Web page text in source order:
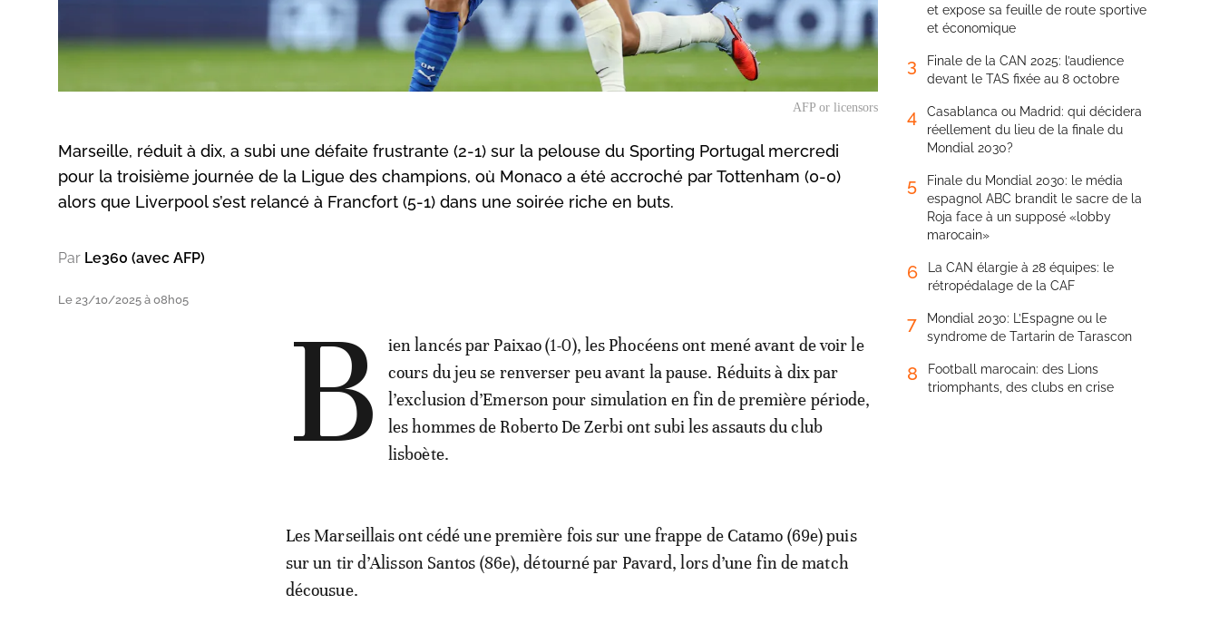
AFP or licensors
Marseille, réduit à dix, a subi une défaite frustrante (2-1) sur la pelouse du Sporting Portugal mercredi
pour la troisième journée de la Ligue des champions, où Monaco a été accroché par Tottenham (0-0)
alors que Liverpool s’est relancé à Francfort (5-1) dans une soirée riche en buts.
Par Le360 (avec AFP)
Le 23/10/2025 à 08h05 B
ien lancés par Paixao (1-0), les Phocéens ont mené avant de voir le
cours du jeu se renverser peu avant la pause. Réduits à dix par
l’exclusion d’Emerson pour simulation en fin de première période,
les hommes de Roberto De Zerbi ont subi les assauts du club
lisboète.
Les Marseillais ont cédé une première fois sur une frappe de Catamo (69e) puis
sur un tir d’Alisson Santos (86e), détourné par Pavard, lors d’une fin de match
décousue.
et expose sa feuille de route sportive
et économique
3
Finale de la CAN 2025: l’audience
devant le TAS fixée au 8 octobre
4
Casablanca ou Madrid: qui décidera
réellement du lieu de la finale du
Mondial 2030?
5
Finale du Mondial 2030: le média
espagnol ABC brandit le sacre de la
Roja face à un supposé «lobby
marocain»
6
La CAN élargie à 28 équipes: le
rétropédalage de la CAF
7
Mondial 2030: L’Espagne ou le
syndrome de Tartarin de Tarascon
8
Football marocain: des Lions
triomphants, des clubs en crise